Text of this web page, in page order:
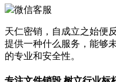
微信客服
天仁密销，自成立之始便
提供一种什么服务，能够
的专业和安全性。